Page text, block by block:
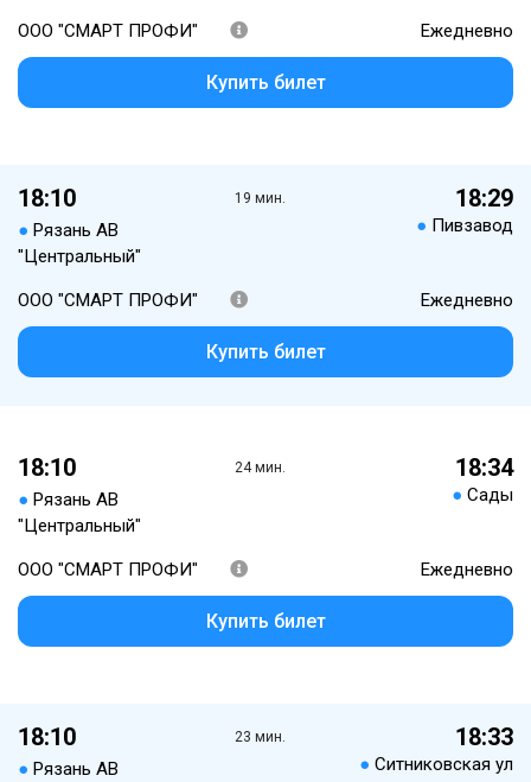
ООО "СМАРТ ПРОФИ" Ежедневно
Купить билет
18:10
● Рязань АВ
"Центральный"
19 мин. 18:29
● Пивзавод
ООО "СМАРТ ПРОФИ" Ежедневно
Купить билет
18:10
● Рязань АВ
"Центральный"
24 мин. 18:34
● Сады
ООО "СМАРТ ПРОФИ" Ежедневно
Купить билет
18:10
● Рязань АВ
23 мин. 18:33
● Ситниковская ул